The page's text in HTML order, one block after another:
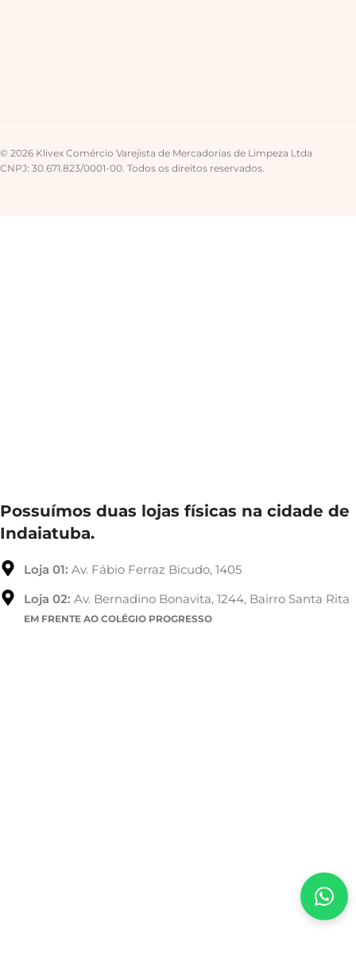
© 2026 Klivex Comércio Varejista de Mercadorias de Limpeza Ltda
CNPJ: 30.671.823/0001-00. Todos os direitos reservados.
Possuímos duas lojas físicas na cidade de
Indaiatuba.
Loja 01: Av. Fábio Ferraz Bicudo, 1405
Loja 02: Av. Bernadino Bonavita, 1244, Bairro Santa Rita
EM FRENTE AO COLÉGIO PROGRESSO